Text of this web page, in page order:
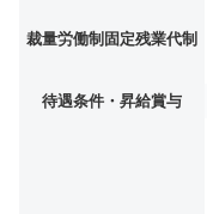
裁量労働制固定残業代制
待遇条件・昇給賞与